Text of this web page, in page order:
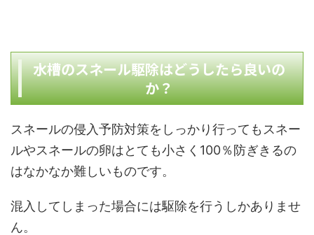
水槽のスネール駆除はどうしたら良いの
か？
スネールの侵入予防対策をしっかり行ってもスネー
ルやスネールの卵はとても小さく100％防ぎきるの
はなかなか難しいものです。
混入してしまった場合には駆除を行うしかありませ
ん。